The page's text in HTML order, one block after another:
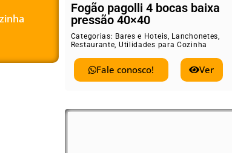
Fogão pagolli 4 bocas baixa
pressão 40×40
Categorias: Bares e Hoteis, Lanchonetes,
Restaurante, Utilidades para Cozinha
Fale conosco! Ver